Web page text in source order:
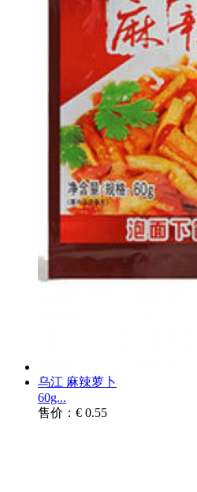
乌江 麻辣萝卜
60g...
售价：€ 0.55